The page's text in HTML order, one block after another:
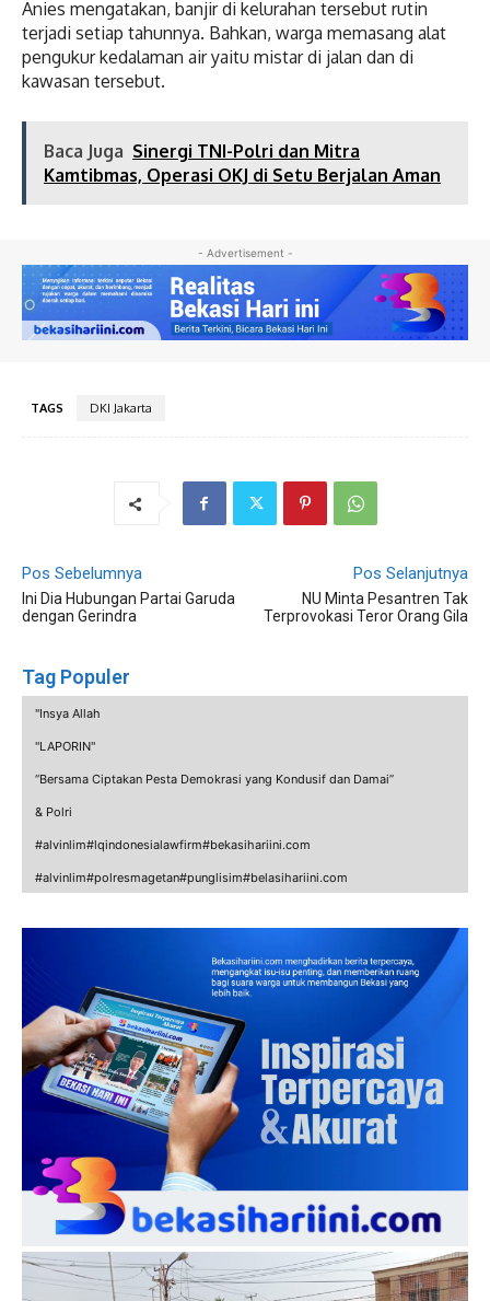
Anies mengatakan, banjir di kelurahan tersebut rutin
terjadi setiap tahunnya. Bahkan, warga memasang alat
pengukur kedalaman air yaitu mistar di jalan dan di
kawasan tersebut.
Baca Juga Sinergi TNI-Polri dan Mitra
Kamtibmas, Operasi OKJ di Setu Berjalan Aman
- Advertisement -
TAGS DKI Jakarta
Pos Sebelumnya
Ini Dia Hubungan Partai Garuda
dengan Gerindra
Pos Selanjutnya
NU Minta Pesantren Tak
Terprovokasi Teror Orang Gila
Tag Populer
"Insya Allah
"LAPORIN"
“Bersama Ciptakan Pesta Demokrasi yang Kondusif dan Damai”
& Polri
#alvinlim#lqindonesialawfirm#bekasihariini.com
#alvinlim#polresmagetan#punglisim#belasihariini.com